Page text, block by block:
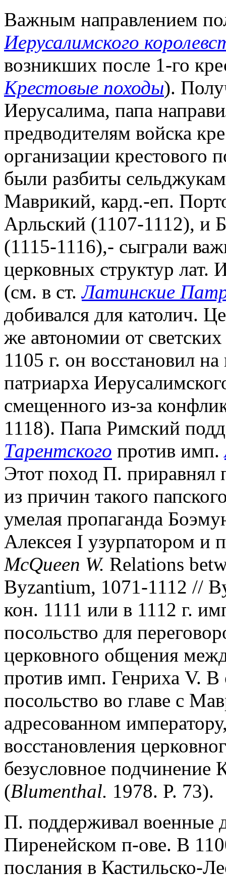
Важным направлением
Иерусалимского
возникших после 1-го
Крестовые походы).
Иерусалима, папа
предводителям войска
организации крестового
были разбиты
Маврикий, кард.-еп.
Арльский (1107-1112), и
(1115-1116),- сыграли
церковных структур лат.
(см. в ст.Латинские
добивался для католич.
же автономии от
1105 г. он восстановил
патриарха
смещенного из-за
1118). Папа Римский
Тарентского против имп.
Этот поход П. приравнял
из причин такого
умелая пропаганда
Алексея I узурпатором и
McQueen W. Relations
Byzantium, 1071-1112 //
кон. 1111 или в 1112 г.
посольство для
церковного общения
против имп. Генриха V.
посольство во главе с
адресованном
восстановления
безусловное
(Blumenthal. 1978. P. 73).
П. поддерживал военные
Пиренейском п-ове. В
послания в Кастильско-